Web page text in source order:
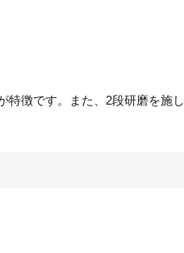
徴です。また、2段研磨を施